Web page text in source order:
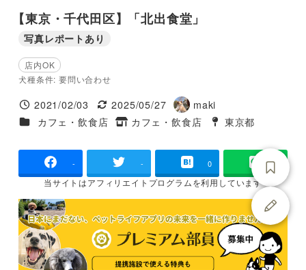
【東京・千代田区】「北出食堂」
写真レポートあり
店内OK
犬種条件: 要問い合わせ
投稿日
2021/02/03
更新日
2025/05/27
著
者
maki
施設ジャンル
カフェ・飲食店
タグ
カフェ・飲食店
タグ
東京都
- - 0
当サイトはアフィリエイトプログラムを利用しています